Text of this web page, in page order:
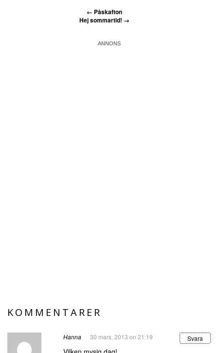
← Påskafton
Hej sommartid! →
KOMMENTARER
Hanna 30 mars, 2013 on 21:19 Svara